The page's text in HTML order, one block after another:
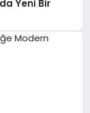
Yeni Bir